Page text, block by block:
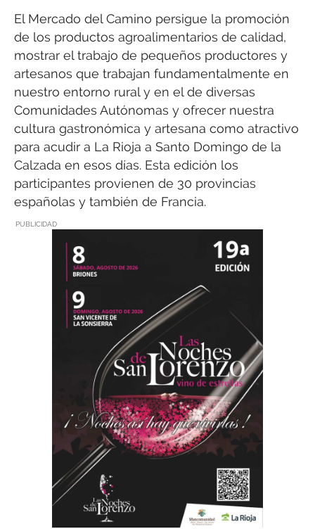
El Mercado del Camino persigue la promoción
de los productos agroalimentarios de calidad,
mostrar el trabajo de pequeños productores y
artesanos que trabajan fundamentalmente en
nuestro entorno rural y en el de diversas
Comunidades Autónomas y ofrecer nuestra
cultura gastronómica y artesana como atractivo
para acudir a La Rioja a Santo Domingo de la
Calzada en esos días. Esta edición los
participantes provienen de 30 provincias
españolas y también de Francia.
PUBLICIDAD